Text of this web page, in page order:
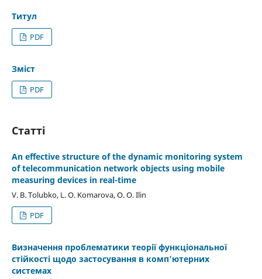
Титул
PDF
Зміст
PDF
Статті
An effective structure of the dynamic monitoring system
of telecommunication network objects using mobile
measuring devices in real-time
V. B. Tolubko, L. O. Komarova, O. O. Ilin
PDF
Визначення проблематики теорії функціональної
стійкості щодо застосування в комп'ютерних
системах